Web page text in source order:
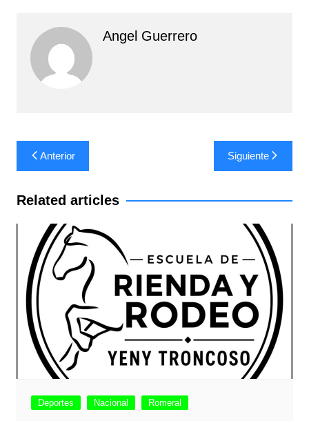
Angel Guerrero
Navegación
de
entradas
Anterior Siguiente
Related articles
Deportes Nacional Romeral